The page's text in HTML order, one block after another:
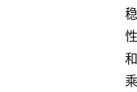
稳
性
和
乘